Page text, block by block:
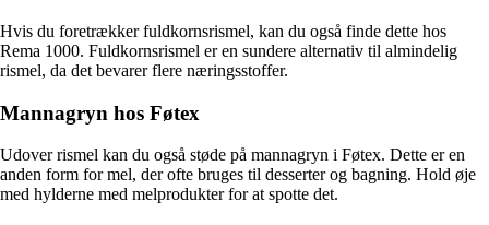
Hvis du foretrækker fuldkornsrismel, kan du også finde dette hos
Rema 1000. Fuldkornsrismel er en sundere alternativ til almindelig
rismel, da det bevarer flere næringsstoffer.
Mannagryn hos Føtex
Udover rismel kan du også støde på mannagryn i Føtex. Dette er en
anden form for mel, der ofte bruges til desserter og bagning. Hold øje
med hylderne med melprodukter for at spotte det.